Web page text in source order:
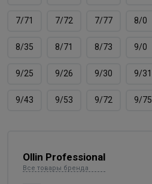
7/71 7/72 7/77 8/0
8/35 8/71 8/73 9/0
9/25 9/26 9/30 9/31
9/43 9/53 9/72 9/75
Ollin Professional
Все товары бренда